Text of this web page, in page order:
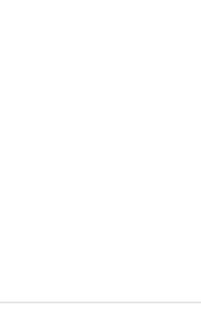
för
lönebranschen